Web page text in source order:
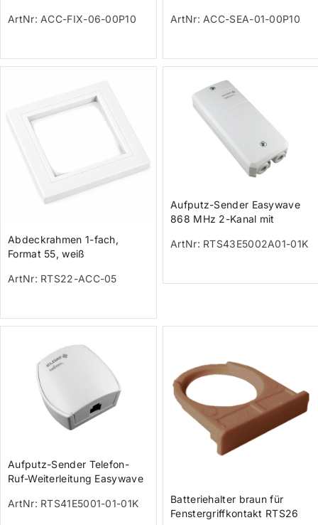
ArtNr: ACC-FIX-06-00P10 ArtNr: ACC-SEA-01-00P10
Abdeckrahmen 1-fach,
Format 55, weiß
ArtNr: RTS22-ACC-05
Aufputz-Sender Easywave
868 MHz 2-Kanal mit
Taster (Ein/A
ArtNr: RTS43E5002A01-01K
Aufputz-Sender Telefon-
Ruf-Weiterleitung Easywave
(TAE-N S
ArtNr: RTS41E5001-01-01K
Batteriehalter braun für
Fenstergriffkontakt RTS26